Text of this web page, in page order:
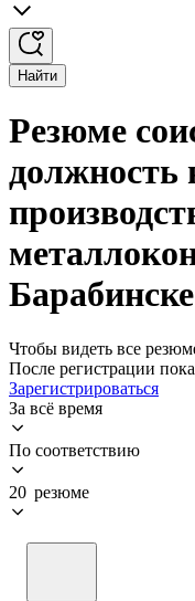
Найти
Резюме
должность
Барабинске
Чтобы видеть все
После регистрации
Зарегистрироваться
За всё время
По соответствию
20 резюме